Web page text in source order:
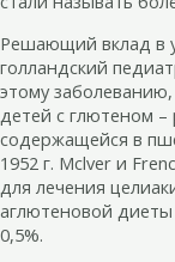
Решающий вклад в
голландский
этому
детей с глютеном –
содержащейся в
1952 г. Mclver и
для лечения
аглютеновой диеты
0,5%.